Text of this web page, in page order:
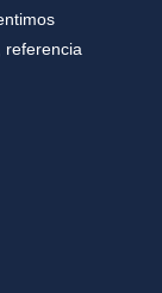
referencia